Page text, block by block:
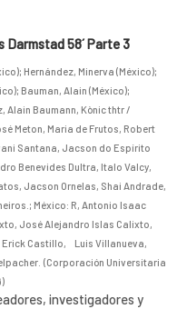
Darmstad 58´ Parte 3
; Hernández, Minerva (México);
; Bauman, Alain (México);
Alain Baumann, Kònic thtr /
Meton, Maria de Frutos, Robert
Santana, Jacson do Espírito
Benevides Dultra, Italo Valcy,
Jacson Ornelas, Shai Andrade,
; México: R, Antonio Isaac
José Alejandro Islas Calixto,
Erick Castillo, Luis Villanueva,
(Corporación Universitaria
)
investigadores y